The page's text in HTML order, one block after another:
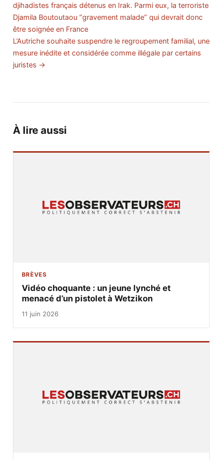
djihadistes français détenus en Irak. Parmi eux, la terroriste
Djamila Boutoutaou “gravement malade” qui devrait donc
être soignée en France
L’Autriche souhaite suspendre le regroupement familial, une
mesure inédite et considérée comme illégale par certains
juristes →
À lire aussi
BRÈVES
Vidéo choquante : un jeune lynché et
menacé d’un pistolet à Wetzikon
11 juin 2026